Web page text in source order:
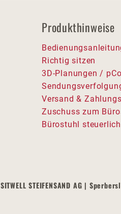
Produkthinweise
Richtig sitzen
3D-Planungen /
Versand &
Zuschuss zum
Bürostuhl
SITWELL STEIFENSAND AG |